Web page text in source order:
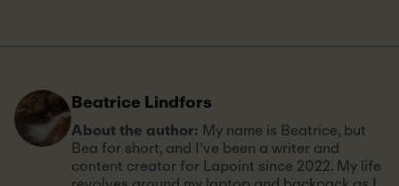
Beatrice Lindfors
About the author: My name is Beatrice, but
Bea for short, and I’ve been a writer and
content creator for Lapoint since 2022. My life